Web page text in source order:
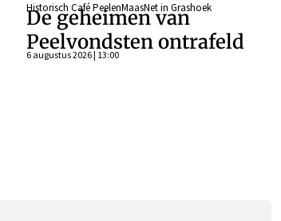
Historisch Café PeelenMaasNet in Grashoek
De geheimen van
Peelvondsten ontrafeld
6 augustus 2026 | 13:00